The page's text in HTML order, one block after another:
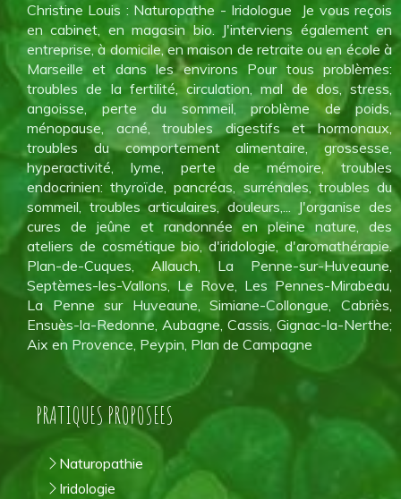
Christine Louis : Naturopathe - Iridologue Je vous reçois
en cabinet, en magasin bio. J'interviens également en
entreprise, à domicile, en maison de retraite ou en école à
Marseille et dans les environs Pour tous problèmes:
troubles de la fertilité, circulation, mal de dos, stress,
angoisse, perte du sommeil, problème de poids,
ménopause, acné, troubles digestifs et hormonaux,
troubles du comportement alimentaire, grossesse,
hyperactivité, lyme, perte de mémoire, troubles
endocrinien: thyroïde, pancréas, surrénales, troubles du
sommeil, troubles articulaires, douleurs,... J'organise des
cures de jeûne et randonnée en pleine nature, des
ateliers de cosmétique bio, d'iridologie, d'aromathérapie.
Plan-de-Cuques, Allauch, La Penne-sur-Huveaune,
Septèmes-les-Vallons, Le Rove, Les Pennes-Mirabeau,
La Penne sur Huveaune, Simiane-Collongue, Cabriès,
Ensuès-la-Redonne, Aubagne, Cassis, Gignac-la-Nerthe;
Aix en Provence, Peypin, Plan de Campagne
PRATIQUES PROPOSEES
Naturopathie
Iridologie